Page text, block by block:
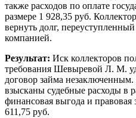
также расходов по оплате
размере 1 928,35 руб.
вернуть долг,
компанией.
Результат: Иск коллекторов
требования Шевыревой Л. М.
договор займа незаключенным.
взысканы судебные расходы в
финансовая выгода и правовая
611,75 руб.